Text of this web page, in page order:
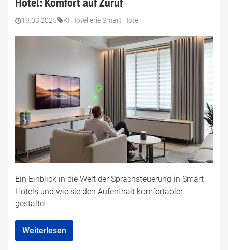
19.03.2025 KI Hotellerie Smart Hotel
Ein Einblick in die Welt der Sprachsteuerung in Smart
Hotels und wie sie den Aufenthalt komfortabler
gestaltet.
Weiterlesen